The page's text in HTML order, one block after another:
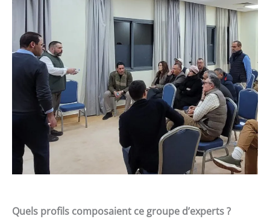
Quels profils composaient ce groupe d’experts ?